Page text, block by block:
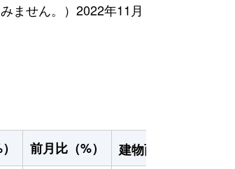
ません。）2022年11月
前月比（%） 建物面積（m